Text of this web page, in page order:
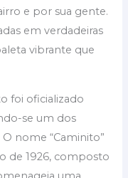
e por sua gente.
em verdadeiras
vibrante que
foi oficializado
se um dos
nome “Caminito”
de 1926, composto